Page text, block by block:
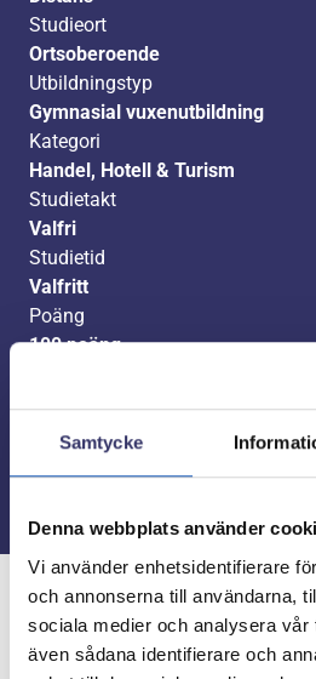
Samtycke
Denna webbplats använder
Vi använder enhetsidentifierare
och annonserna till användarna,
sociala medier och analysera
även sådana identifierare och
Studieort
Ortsoberoende
Utbildningstyp
Gymnasial vuxenutbildning
Kategori
Handel, Hotell & Turism
Studietakt
Valfri
Studietid
Valfritt
Poäng
100 poäng
Ansök nu
Studera på distans